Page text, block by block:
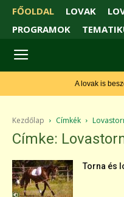
FŐOLDAL LOVAK
PROGRAMOK
A lovak is
Kezdőlap Címkék
Címke:
Torna és